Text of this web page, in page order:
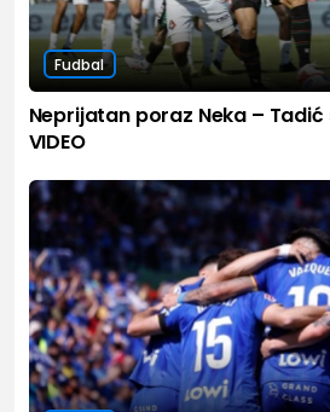
Fudbal
Neprijatan poraz Neka –
VIDEO